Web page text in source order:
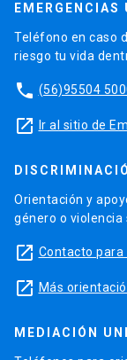
EMERGENCIAS
Teléfono en caso
riesgo tu vida
phone (56)95504
launch Ir al sitio de
Orientación y
género o violencia
launch Contacto para
launch Más
MEDIACIÓN